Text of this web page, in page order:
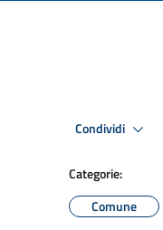
Condividi
Categorie:
Comune